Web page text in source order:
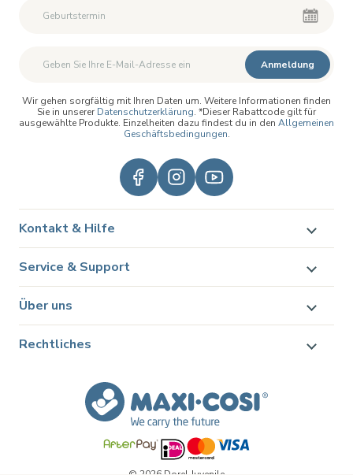
Anmeldung
Wir gehen sorgfältig mit Ihren Daten um. Weitere Informationen finden
Sie in unserer Datenschutzerklärung. *Dieser Rabattcode gilt für
ausgewählte Produkte. Einzelheiten dazu findest du in den Allgemeinen
Geschäftsbedingungen.
Kontakt & Hilfe
Service & Support
Über uns
Rechtliches